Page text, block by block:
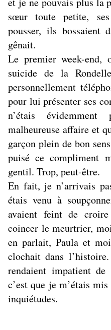
sœur toute petite,
pousser, ils bossaient
gênait.
Le premier week-
suicide de la
personnellement
pour lui présenter ses
n’étais
malheureuse affaire et
garçon plein de bon
puisé ce compliment
gentil. Trop, peut-être.
En fait, je n’arrivais
étais venu à
avaient feint de
coincer le meurtrier,
en parlait, Paula et
clochait dans
rendaient impatient
c’est que je m’étais
inquiétudes.